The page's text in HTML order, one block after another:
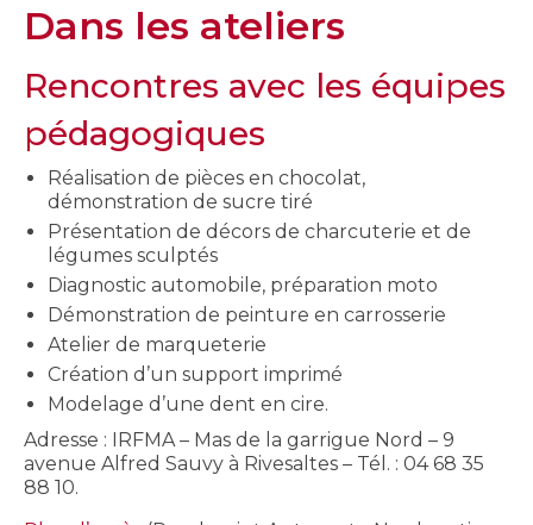
Dans les ateliers
Rencontres avec les équipes
pédagogiques
Réalisation de pièces en chocolat,
démonstration de sucre tiré
Présentation de décors de charcuterie et de
légumes sculptés
Diagnostic automobile, préparation moto
Démonstration de peinture en carrosserie
Atelier de marqueterie
Création d’un support imprimé
Modelage d’une dent en cire.
Adresse : IRFMA – Mas de la garrigue Nord – 9
avenue Alfred Sauvy à Rivesaltes – Tél. : 04 68 35
88 10.